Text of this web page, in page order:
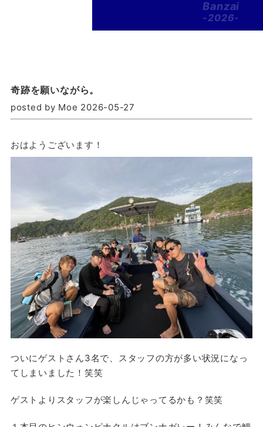
Banzai
-2026-
奇跡を願いながら。
posted by Moe 2026-05-27
おはようございます！
ついにゲストさん3名で、スタッフの方が多い状況になっ
てしまいました！笑笑
ゲストよりスタッフが楽しんじゃってるかも？笑笑